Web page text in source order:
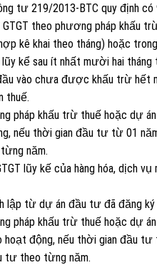
tư 219/2013-BTC quy định
GTGT theo phương pháp khấu
kê khai theo tháng) hoặc
kể sau ít nhất mười hai
vào chưa được khấu trừ
thuế.
pháp khấu trừ thuế hoặc dự
nếu thời gian đầu tư từ 01
năm.
lũy kế của hàng hóa, dịch
lập từ dự án đầu tư đã đăng ký
pháp khấu trừ thuế hoặc dự
động, nếu thời gian đầu
tư theo từng năm.